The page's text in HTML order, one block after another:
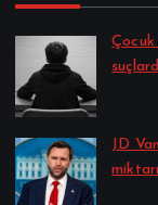
Çocuk
JD